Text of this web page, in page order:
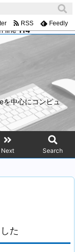
in
line114
を中心にコンピュ
Next Search
RSS Feedly
た